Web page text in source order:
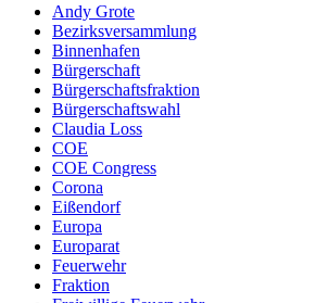
Andy Grote
Bezirksversammlung
Binnenhafen
Bürgerschaft
Bürgerschaftsfraktion
Bürgerschaftswahl
Claudia Loss
COE
COE Congress
Corona
Eißendorf
Europa
Europarat
Feuerwehr
Fraktion